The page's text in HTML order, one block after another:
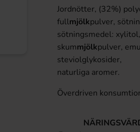
Jordnötter, (32%)
fullmjölkpulver,
sötningsmedel:
skummjölkpulver,
steviolglykosider,
naturliga aromer.
Överdriven